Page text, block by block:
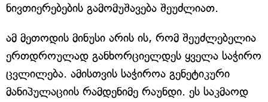
ნივთიერებების გამომუშავება შეუძლიათ.
ამ მეთოდის მინუსი არის ის, რომ შეუძლებელია
ერთდროულად განხორციელდეს ყველა საჭირო
ცვლილება. ამისთვის საჭიროა გენეტიკური
მანიპულაციის რამდენიმე რაუნდი. ეს საკმაოდ